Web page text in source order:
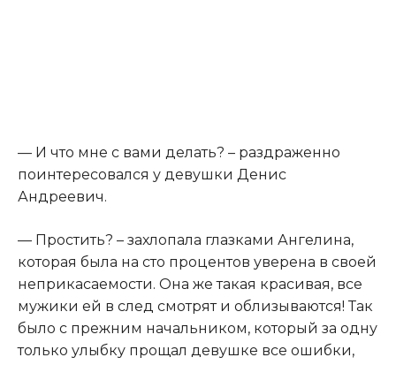
— И что мне с вами делать? – раздраженно
поинтересовался у девушки Денис
Андреевич.
— Простить? – захлопала глазками Ангелина,
которая была на сто процентов уверена в своей
неприкасаемости. Она же такая красивая, все
мужики ей в след смотрят и облизываются! Так
было с прежним начальником, который за одну
только улыбку прощал девушке все ошибки,